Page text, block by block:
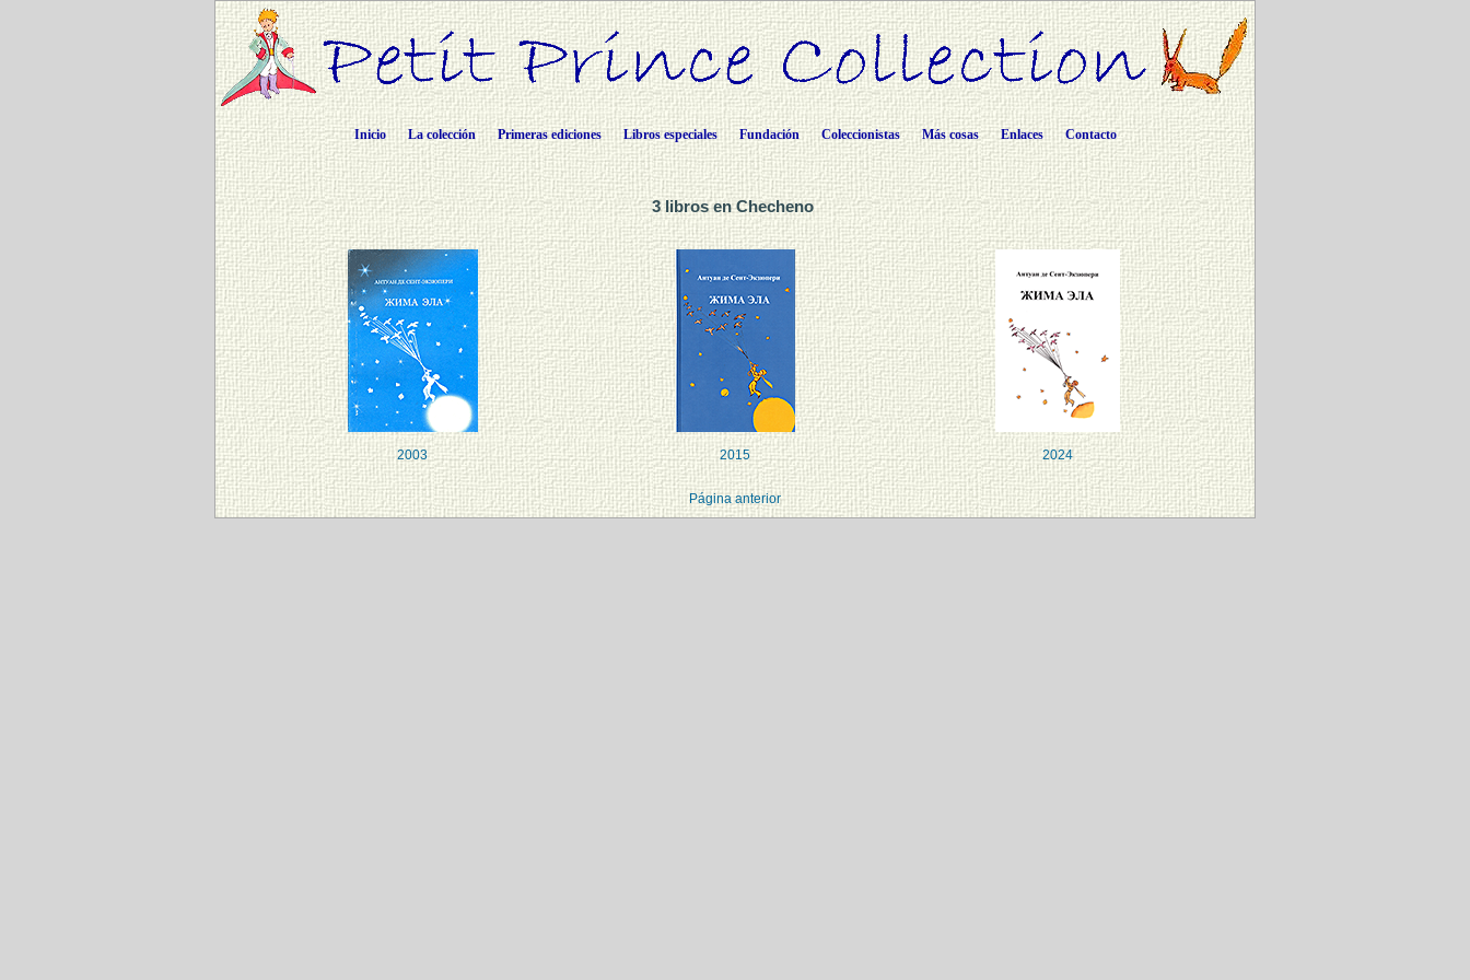
Inicio La colección Primeras ediciones Libros especiales Fundación Coleccionistas Más cosas Enlaces Contacto
3 libros en Checheno
2003 2015 2024
Página anterior